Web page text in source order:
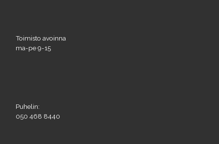
Toimisto avoinna
ma-pe 9-15
Puhelin:
050 468 8440